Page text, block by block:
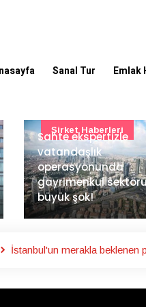
Sanal Tur Emlak
Sahte ekspertizle
vatandaşlık
operasyonunda
gayrimenkul
büyük şok!
Şirket Haberleri
İstanbul'un merakla beklenen